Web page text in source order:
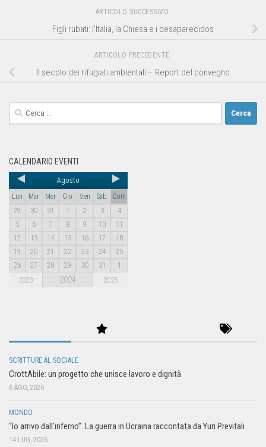
ARTICOLO SUCCESSIVO
Figli rubati: l’Italia, la Chiesa e i desaparecidos
ARTICOLO PRECEDENTE
Il secolo dei rifugiati ambientali – Report del convegno
CALENDARIO EVENTI
Agosto
Lun Mar Mer Gio Ven Sab
Dom
29
30 31 1 2 3
4
5
6 7 8 9 10
11
12
13 14 15 16 17
18
19
20 21 22 23 24
25
26
27 28 29 30 31 1
2023 2024 2025
SCRITTURE AL SOCIALE
CrottAbile: un progetto che unisce lavoro e dignità
6 AGO, 2026
MONDO
“Io arrivo dall’inferno”. La guerra in Ucraina raccontata da Yuri Previtali
14 LUG, 2026